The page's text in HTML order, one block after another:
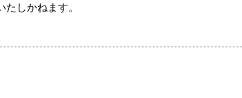
しかねます。